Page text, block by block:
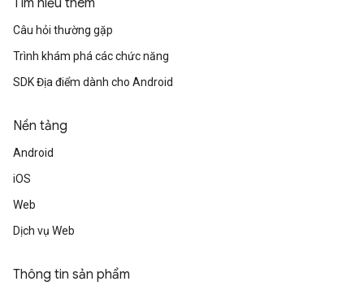
Tìm hiểu thêm
Câu hỏi thường gặp
Trình khám phá các chức năng
SDK Địa điểm dành cho Android
Nền tảng
Android
iOS
Web
Dịch vụ Web
Thông tin sản phẩm